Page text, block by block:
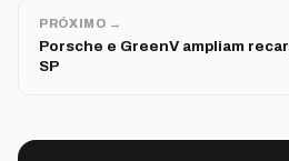
PRÓXIMO →
Porsche e GreenV ampliam
SP